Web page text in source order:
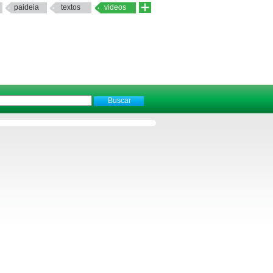
paideia textos videos